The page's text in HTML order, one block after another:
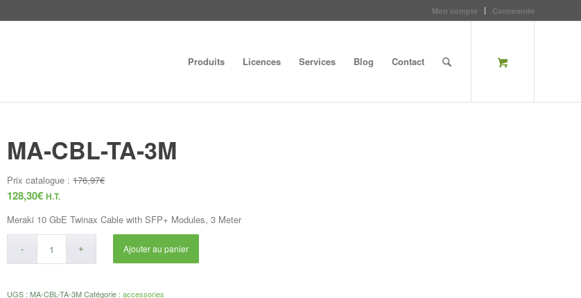
Mon compte Commande
Produits Licences Services Blog Contact
MA-CBL-TA-3M
Prix catalogue :176,97€
128,30€ H.T.
Meraki 10 GbE Twinax Cable with SFP+ Modules, 3 Meter
Ajouter au panier
UGS :MA-CBL-TA-3M Catégorie :accessories